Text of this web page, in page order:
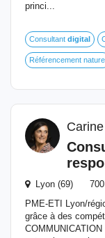
princi...
Consultant digital
Référencement
Carine
Lyon (69) 700
PME-ETI Lyon/
grâce à des